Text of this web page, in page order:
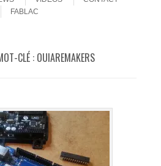
FABLAC
CLÉ : OUIAREMAKERS